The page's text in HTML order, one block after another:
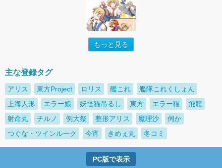
もっと見る
主な登録タグ
アリス 東方Project ロリス 艦これ
艦隊これくしょん
上海人形
エラー娘 妖怪猫吊るし 東方 エラー猫
飛龍
射命丸
チルノ 例大祭 整形アリス 魔理沙
伺か
つぐな・ツインルーク
今宵 きめぇ丸 冬コミ
PC版で表示